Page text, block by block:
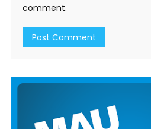
comment.